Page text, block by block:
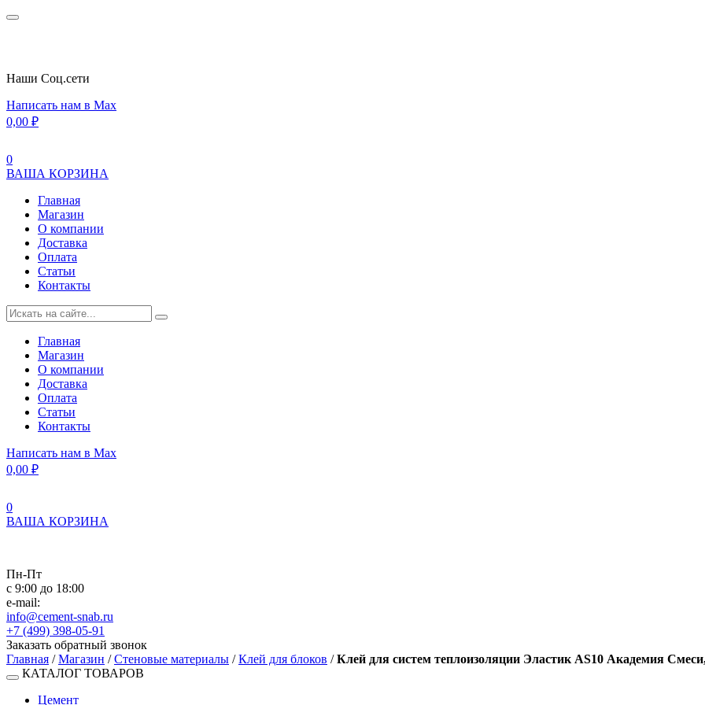
Наши Cоц.сети
Написать нам в Max
0,00 ₽
0
ВАША КОРЗИНА
Главная
Магазин
О компании
Доставка
Оплата
Статьи
Контакты
Главная
Магазин
О компании
Доставка
Оплата
Статьи
Контакты
Написать нам в Max
0,00 ₽
0
ВАША КОРЗИНА
Пн-Пт
с 9:00 до 18:00
e-mail:
info@cement-snab.ru
+7 (499) 398-05-91
Заказать обратный звонок
Главная /Магазин /Стеновые материалы /Клей для блоков /Клей для систем теплоизоляции Эластик АS10 Академия
КАТАЛОГ ТОВАРОВ
Цемент